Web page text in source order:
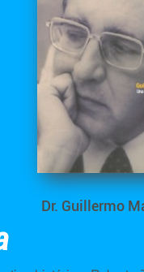
Dr. Guillermo